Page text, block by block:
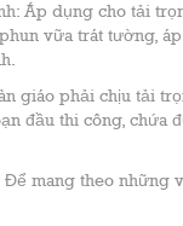
Áp dụng cho tải
vữa trát tường,
giáo phải chịu tải
đầu thi công, chứa
mang theo những